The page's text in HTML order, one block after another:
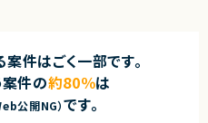
つなぐ横断的な役割
、ビジネスの基盤として長く使われ
ありません。
件はごく一部です。
件の約80％は
公開NG）です。